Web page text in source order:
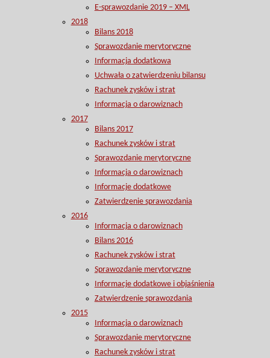
E-sprawozdanie 2019 – XML
2018
Bilans 2018
Sprawozdanie merytoryczne
Informacja dodatkowa
Uchwała o zatwierdzeniu bilansu
Rachunek zysków i strat
Informacja o darowiznach
2017
Bilans 2017
Rachunek zysków i strat
Sprawozdanie merytoryczne
Informacja o darowiznach
Informacje dodatkowe
Zatwierdzenie sprawozdania
2016
Informacja o darowiznach
Bilans 2016
Rachunek zysków i strat
Sprawozdanie merytoryczne
Informacje dodatkowe i objaśnienia
Zatwierdzenie sprawozdania
2015
Informacja o darowiznach
Sprawozdanie merytoryczne
Rachunek zysków i strat